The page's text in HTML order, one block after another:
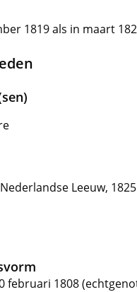
1819 als in maart
Leeuw, 1825
februari 1808